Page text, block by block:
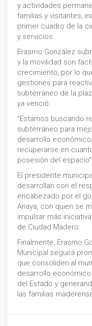
y actividades
familias y visitantes,
primer cuadro de la
y servicios.
Erasmo González
y la movilidad son
crecimiento, por lo
gestiones para
subterráneo de la
ya venció.
“Estamos buscando
subterráneo para
desarrollo
recuperarse en
posesión del
El presidente
desarrollan con el
encabezado por el
Anaya, con quien se
impulsar más
de Ciudad Madero.
Finalmente, Erasmo
Municipal seguirá
que consoliden al
desarrollo
del Estado y
las familias